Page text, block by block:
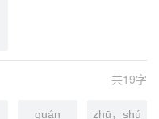
共19字
quán zhū，shú